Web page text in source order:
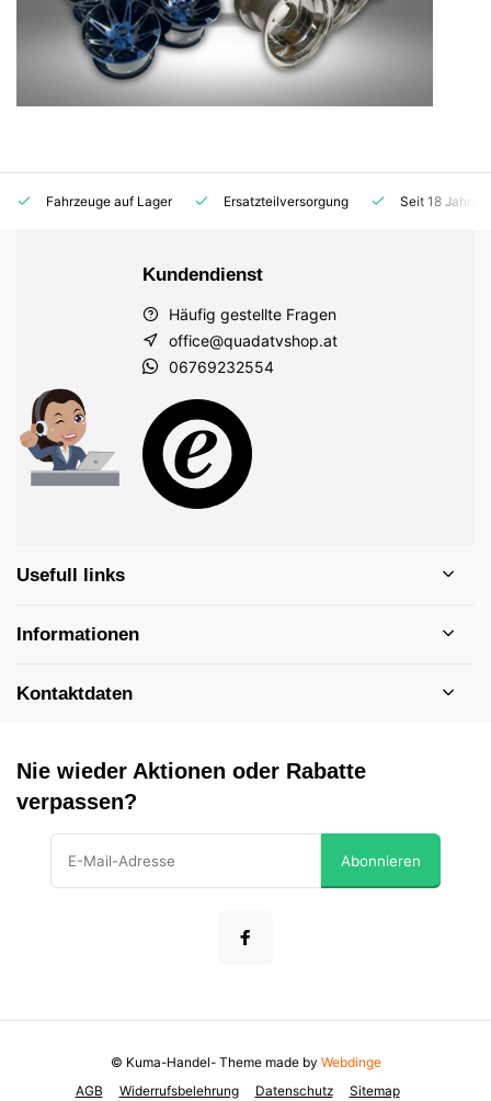
Fahrzeuge auf Lager Ersatzteilversorgung Seit 18
Kundendienst
Häufig gestellte Fragen
office@quadatvshop.at
06769232554
Usefull links
Informationen
Kontaktdaten
Nie wieder Aktionen oder Rabatte
verpassen?
Abonnieren
AGB Widerrufsbelehrung Datenschutz Sitemap
© Kuma-Handel- Theme made by Webdinge